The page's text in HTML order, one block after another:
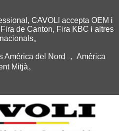
CAVOLI accepta OEM i
de Canton, Fira KBC i altres
。
Amèrica del Nord ， Amèrica
Mitjà。